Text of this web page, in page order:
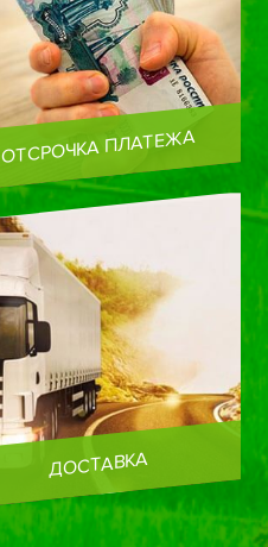
ОТСРОЧКА ПЛАТЕЖА
ДОСТАВКА